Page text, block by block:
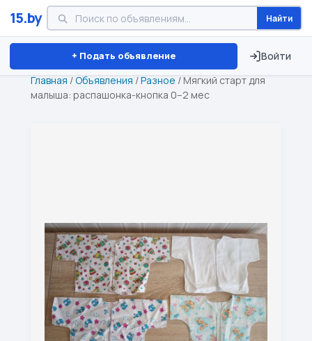
15.by Найти
+ Подать объявление Войти
Минск Витебск Брест ⏱ ТОЛЬКО 15 ДНЕЙ
Главная /Объявления /Разное / Мягкий старт для
малыша: распашонка-кнопка 0–2 мес